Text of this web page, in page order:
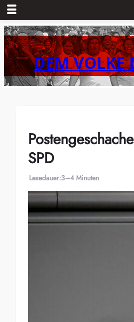
Zum
Inhalt
springenDEM VOLKE
SPD
Lesedauer:3–4 Minuten